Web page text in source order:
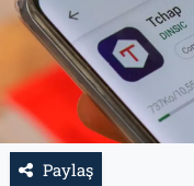
Paylaş